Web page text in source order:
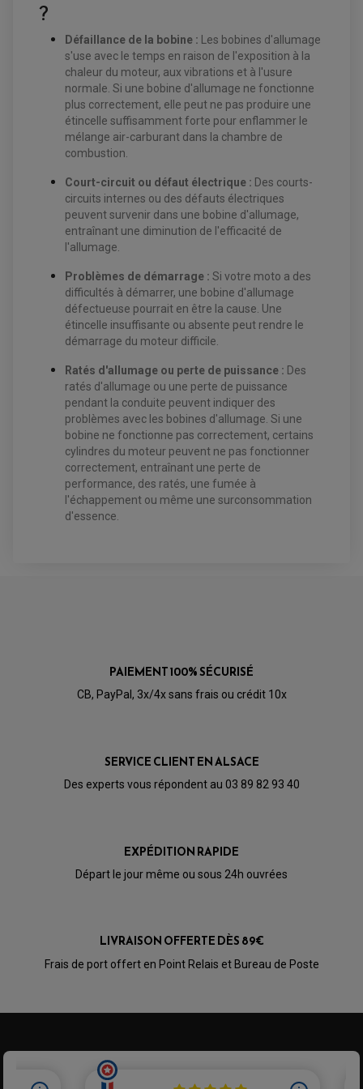
FREINAGE
ACCESSOIRE + VISSERIE FREINAGE
DISQUE DE FREIN
PLAQUETTE DE FREIN
KIT DURITE D'EMBRAYAGE MOTO
KIT RÉPARATION MAÎTRE CYLINDRE
MAÎTRE CYLINDRE
HUILE ET PRODUIT D'ENTRETIEN
HUILE MOTEUR
PRODUIT D'ENTRETIEN
PARTIE CYCLE
ARAIGNÉE / SUPPORT CARÉNAGE
BULLE / PARE-BRISE
PRODUIT ENTRETIEN
FILTRE A AIR
FILTRE A HUILE
BOUGIE SCOOTER
PRODUIT D'ENTRETIEN
FILTRE A AIR K&N
HUILE ET LUBRIFIANTS SCOOTER
HUILE SCOOTER
PRODUIT D'ENTRETIEN SCOOTER
POMPE A ESSENCE
EQUIPEMENT ELECTRIQUE QUAD / SSV
ACCESSOIRES ELECTRIQUE QUAD / SSV
BOITIER CDI QUAD ET SSV
CHARGEUR DE BATTERIE QUAD / SSV
COMPTEUR QUAD / SSV
CONTACTEUR A CLÉ QUAD
DÉMARREUR
ECLAIRAGE LED / HALOGÈNE
STATOR ET REDRESSEUR / REGULATEUR
VENTILATEUR DE RADIATEUR
EQUIPEMENT FREINAGE QUAD / SSV
DISQUE DE FREIN QUAD / SSV
KIT DURITE DE FREIN QUAD
KIT REPARATION MAÎTRE CYLINDRE QUAD / SSV
PLAQUETTES DE FREIN QUAD / SSV
HUILE ET PRODUIT D'ENTRETIEN QUAD
HUILE POUR QUAD
PRODUIT D'ENTRETIEN QUAD
JANTES / ACCESSOIRES QUAD ET SSV
CHAÎNES A NEIGE
CHAMBRE A AIR QUAD ET SSV
CLOUS / CRAMPON VISSABLE
ÉLARGISSEURES DE VOIES QUAD
JANTES QUAD ET SSV
PARTIE CYCLE QUAD
ROTULE DE DIRECTION
ROTULE DE TRIANGLE
SÉLECTEUR DE VITESSE
PNEUMATIQUE
MOUSSE
CHAMBRE À AIR
ENDURO
ACCESSOIRES FREINAGE
DISQUE DE FREIN AVANT
DISQUE DE FREIN ARRIÈRE
PLAQUETTE DE FREIN
KIT RÉPARATION PÉDALE DE FREIN
KIT RÉPARATION ÉTRIER DE FREIN
ROULEMENT MOTO CROSS ET ENDURO
ROULEMENT DE ROUE AVANT
ROULEMENT DE ROUE ARRIÈRE
ROULEMENT D'AMORTISSEUR
ROULEMENT BIELLETTES
ROULEMENT COLONNE DE DIRECTION
ROULEMENT BRAS OSCILLANT
ÉCHAPPEMENT CROSS ENDURO
ACCESSOIRES ÉCHAPPEMENT
?
Défaillance de la bobine : Les bobines d'allumage
s'use avec le temps en raison de l'exposition à la
chaleur du moteur, aux vibrations et à l'usure
normale. Si une bobine d'allumage ne fonctionne
plus correctement, elle peut ne pas produire une
étincelle suffisamment forte pour enflammer le
mélange air-carburant dans la chambre de
combustion.
Court-circuit ou défaut électrique : Des courts-
circuits internes ou des défauts électriques
peuvent survenir dans une bobine d'allumage,
entraînant une diminution de l'efficacité de
l'allumage.
Problèmes de démarrage : Si votre moto a des
difficultés à démarrer, une bobine d'allumage
défectueuse pourrait en être la cause. Une
étincelle insuffisante ou absente peut rendre le
démarrage du moteur difficile.
Ratés d'allumage ou perte de puissance : Des
ratés d'allumage ou une perte de puissance
pendant la conduite peuvent indiquer des
problèmes avec les bobines d'allumage. Si une
bobine ne fonctionne pas correctement, certains
cylindres du moteur peuvent ne pas fonctionner
correctement, entraînant une perte de
performance, des ratés, une fumée à
l'échappement ou même une surconsommation
d'essence.
PAIEMENT 100% SÉCURISÉ
CB, PayPal, 3x/4x sans frais ou crédit 10x
SERVICE CLIENT EN ALSACE
Des experts vous répondent au 03 89 82 93 40
EXPÉDITION RAPIDE
Départ le jour même ou sous 24h ouvrées
LIVRAISON OFFERTE DÈS 89€
Frais de port offert en Point Relais et Bureau de Poste